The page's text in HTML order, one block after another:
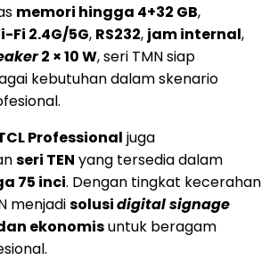
memori hingga 4+32 GB,
Fi 2.4G/5G, RS232, jam internal,
2 × 10 W, seri TMN siap
kebutuhan dalam skenario
Professional juga
seri TEN yang tersedia dalam
75 inci. Dengan tingkat kecerahan
menjadisolusidigital signage
ekonomisuntuk beragam